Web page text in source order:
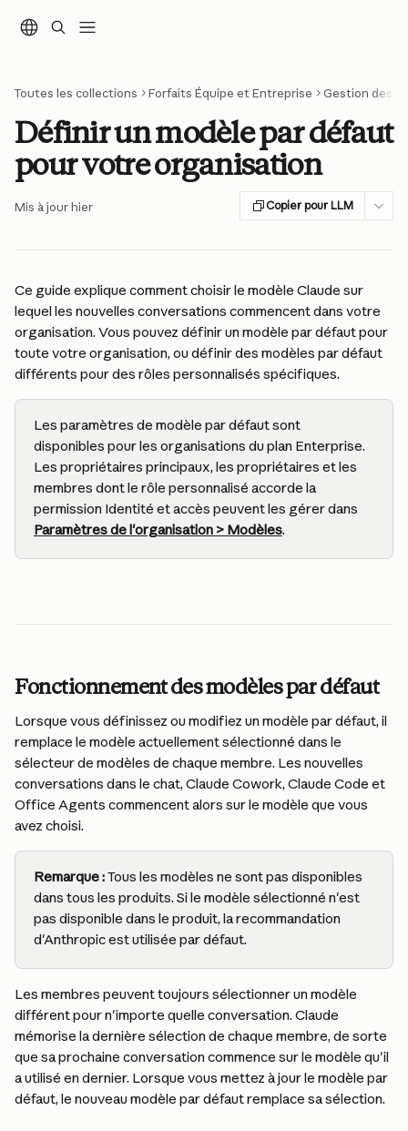
Toutes les collections Forfaits Équipe et Entreprise Gestion des
Définir un modèle par défaut
pour votre organisation
Mis à jour hier Copier pour LLM
Ce guide explique comment choisir le modèle Claude sur
lequel les nouvelles conversations commencent dans votre
organisation. Vous pouvez définir un modèle par défaut pour
toute votre organisation, ou définir des modèles par défaut
différents pour des rôles personnalisés spécifiques.
Les paramètres de modèle par défaut sont
disponibles pour les organisations du plan Enterprise.
Les propriétaires principaux, les propriétaires et les
membres dont le rôle personnalisé accorde la
permission Identité et accès peuvent les gérer dans
Paramètres de l'organisation > Modèles.
Fonctionnement des modèles par défaut
Lorsque vous définissez ou modifiez un modèle par défaut, il
remplace le modèle actuellement sélectionné dans le
sélecteur de modèles de chaque membre. Les nouvelles
conversations dans le chat, Claude Cowork, Claude Code et
Office Agents commencent alors sur le modèle que vous
avez choisi.
Remarque : Tous les modèles ne sont pas disponibles
dans tous les produits. Si le modèle sélectionné n'est
pas disponible dans le produit, la recommandation
d'Anthropic est utilisée par défaut.
Les membres peuvent toujours sélectionner un modèle
différent pour n'importe quelle conversation. Claude
mémorise la dernière sélection de chaque membre, de sorte
que sa prochaine conversation commence sur le modèle qu'il
a utilisé en dernier. Lorsque vous mettez à jour le modèle par
défaut, le nouveau modèle par défaut remplace sa sélection.